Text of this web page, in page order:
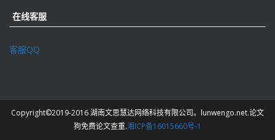
在线客服
客服QQ
Copyright©2019-2016 湖南文思慧达网络科技有限公司。lunwengo.net.论文
狗免费论文查重.湘ICP备16015660号-1